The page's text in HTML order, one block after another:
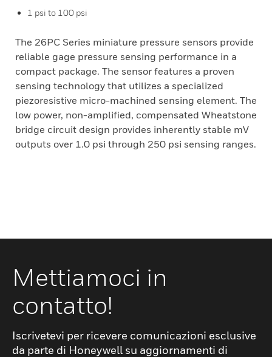
1 psi to 100 psi
The 26PC Series miniature pressure sensors provide
reliable gage pressure sensing performance in a
compact package. The sensor features a proven
sensing technology that utilizes a specialized
piezoresistive micro-machined sensing element. The
low power, non-amplified, compensated Wheatstone
bridge circuit design provides inherently stable mV
outputs over 1.0 psi through 250 psi sensing ranges.
Mettiamoci in
contatto!
Iscrivetevi per ricevere comunicazioni esclusive
da parte di Honeywell su aggiornamenti di